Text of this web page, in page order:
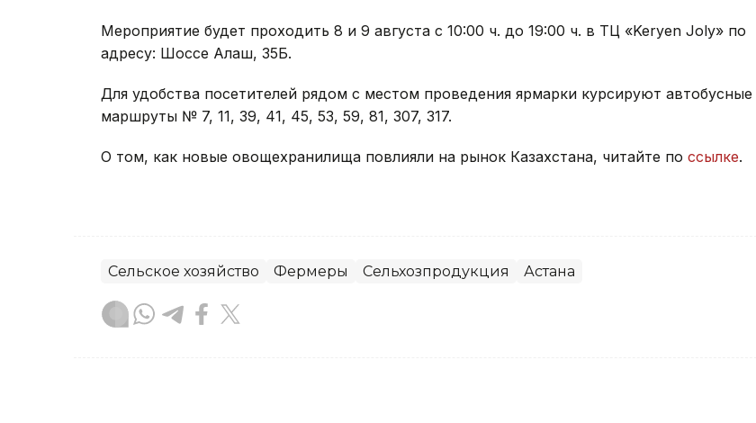
Мероприятие будет проходить 8 и 9 августа с 10:00 ч. до 19:00 ч. в ТЦ «Keryen Joly» по
адресу: Шоссе Алаш, 35Б.
Для удобства посетителей рядом с местом проведения ярмарки курсируют автобусные
маршруты № 7, 11, 39, 41, 45, 53, 59, 81, 307, 317.
О том, как новые овощехранилища повлияли на рынок Казахстана, читайте по ссылке.
Сельское хозяйство Фермеры Сельхозпродукция Астана